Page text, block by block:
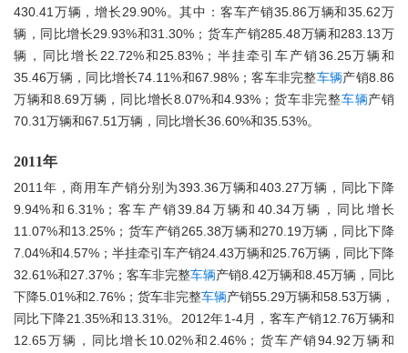
430.41万辆，增长29.90%。其中：客车产销35.86万辆和35.62万
辆，同比增长29.93%和31.30%；货车产销285.48万辆和283.13万
辆，同比增长22.72%和25.83%；半挂牵引车产销36.25万辆和
35.46万辆，同比增长74.11%和67.98%；客车非完整车辆产销8.86
万辆和8.69万辆，同比增长8.07%和4.93%；货车非完整车辆产销
70.31万辆和67.51万辆，同比增长36.60%和35.53%。
2011年
2011年，商用车产销分别为393.36万辆和403.27万辆，同比下降
9.94%和6.31%；客车产销39.84万辆和40.34万辆，同比增长
11.07%和13.25%；货车产销265.38万辆和270.19万辆，同比下降
7.04%和4.57%；半挂牵引车产销24.43万辆和25.76万辆，同比下降
32.61%和27.37%；客车非完整车辆产销8.42万辆和8.45万辆，同比
下降5.01%和2.76%；货车非完整车辆产销55.29万辆和58.53万辆，
同比下降21.35%和13.31%。2012年1-4月，客车产销12.76万辆和
12.65万辆，同比增长10.02%和2.46%；货车产销94.92万辆和